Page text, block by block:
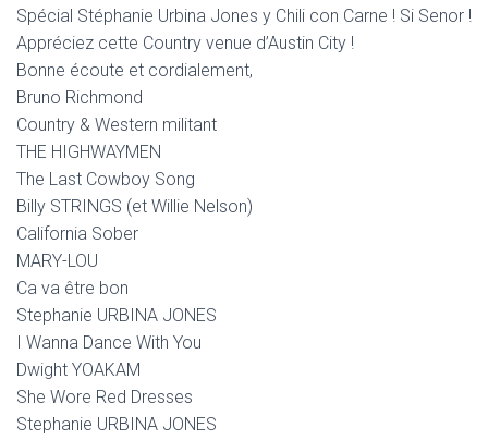
Spécial Stéphanie Urbina Jones y Chili con Carne ! Si Senor !
Appréciez cette Country venue d’Austin City !
Bonne écoute et cordialement,
Bruno Richmond
Country & Western militant
THE HIGHWAYMEN
The Last Cowboy Song
Billy STRINGS (et Willie Nelson)
California Sober
MARY-LOU
Ca va être bon
Stephanie URBINA JONES
I Wanna Dance With You
Dwight YOAKAM
She Wore Red Dresses
Stephanie URBINA JONES